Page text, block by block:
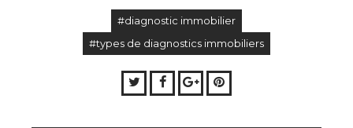
#diagnostic immobilier
#types de diagnostics immobiliers
TwitterFacebook
Google+Pinterest